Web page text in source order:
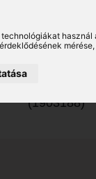
(1903188)